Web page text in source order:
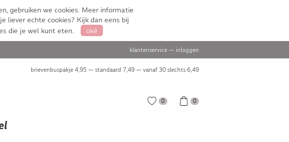
gebruiken we cookies. Meer informatie
liever echte cookies? Kijk dan eens bij
die je wel kunt eten. oké
klantenservice — inloggen
brievenbuspakje 4,95 — standaard 7,49 — vanaf 30 slechts 6,49
0 0